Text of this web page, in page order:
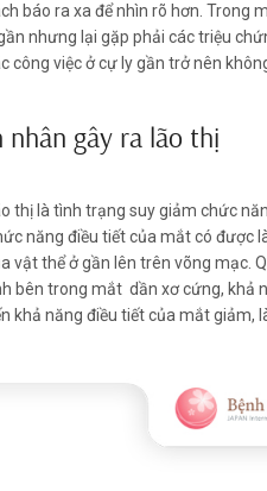
báo ra xa để nhìn rõ hơn. Trong
nhưng lại gặp phải các triệu
công việc ở cự ly gần trở nên
nhân gây ra lão thị
thị là tình trạng suy giảm chức
năng điều tiết của mắt có được
vật thể ở gần lên trên võng mạc.
bên trong mắt dần xơ cứng, khả
khả năng điều tiết của mắt giảm,